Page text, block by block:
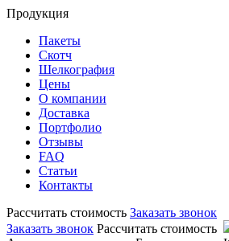
Продукция
Пакеты
Скотч
Шелкография
Цены
О компании
Доставка
Портфолио
Отзывы
FAQ
Статьи
Контакты
Рассчитать стоимость Заказать звонок
Заказать звонок Рассчитать стоимость